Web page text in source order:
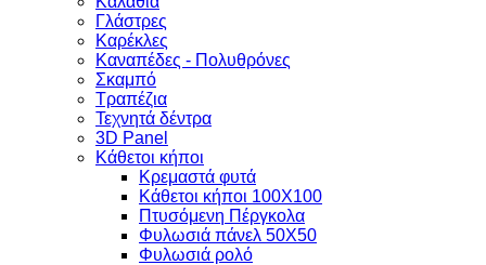
Γλάστρες
Καρέκλες
Καναπέδες - Πολυθρόνες
Σκαμπό
Τραπέζια
Τεχνητά δέντρα
3D Panel
Κάθετοι κήποι
Κρεμαστά φυτά
Κάθετοι κήποι 100Χ100
Πτυσόμενη Πέργκολα
Φυλωσιά πάνελ 50Χ50
Φυλωσιά ρολό